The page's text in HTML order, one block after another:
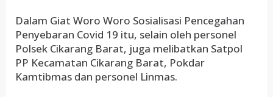
Dalam Giat Woro Woro Sosialisasi Pencegahan
Penyebaran Covid 19 itu, selain oleh personel
Polsek Cikarang Barat, juga melibatkan Satpol
PP Kecamatan Cikarang Barat, Pokdar
Kamtibmas dan personel Linmas.